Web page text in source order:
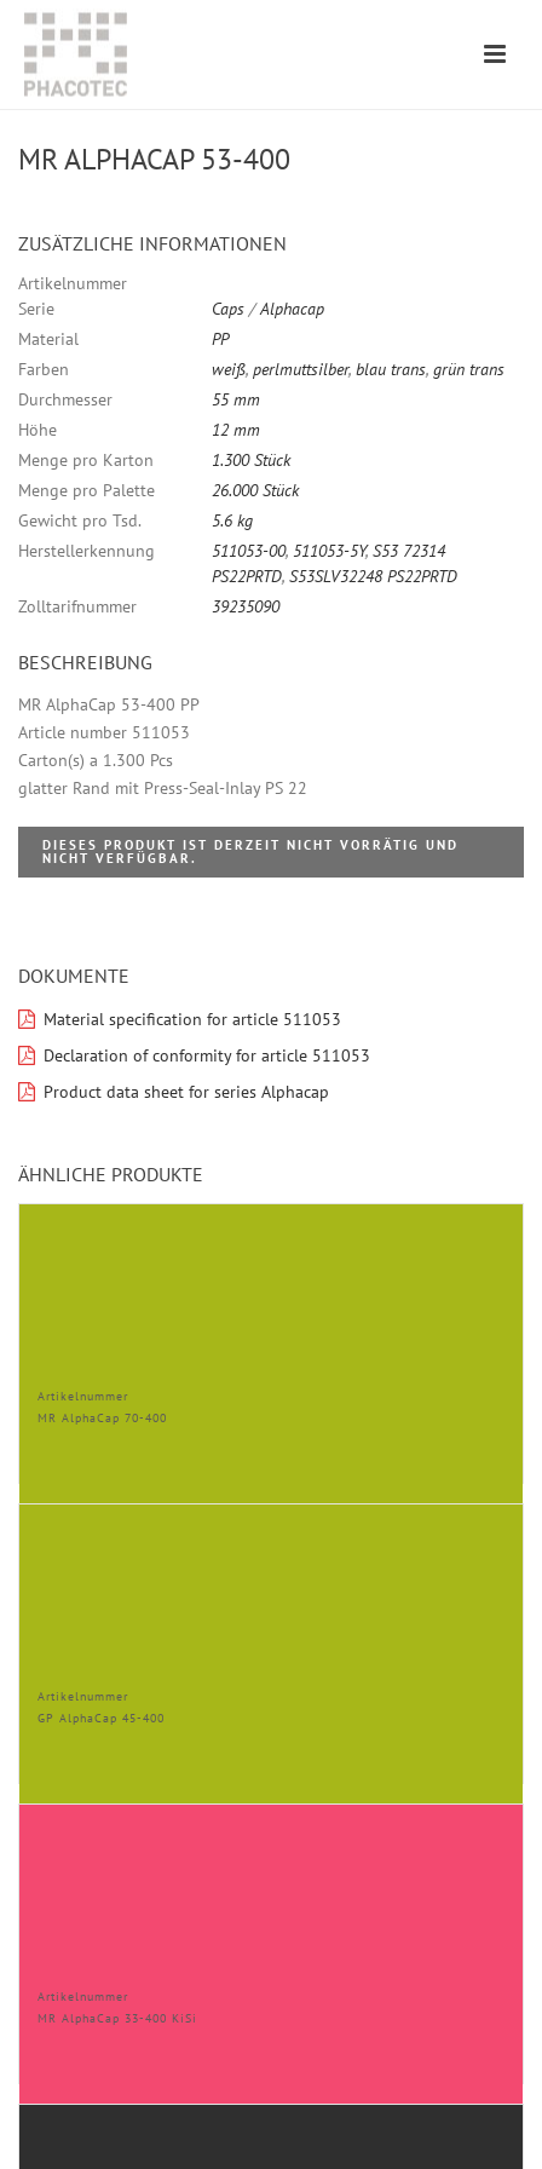
MR ALPHACAP 53-400
ZUSÄTZLICHE INFORMATIONEN
Artikelnummer
Serie
Caps /Alphacap
Material
PP
Farben
weiß, perlmuttsilber, blau trans, grün trans
Durchmesser
55 mm
Höhe
12 mm
Menge pro Karton
1.300 Stück
Menge pro Palette
26.000 Stück
Gewicht pro Tsd.
5.6 kg
Herstellerkennung
511053-00, 511053-5Y,S53 72314
PS22PRTD, S53SLV32248 PS22PRTD
Zolltarifnummer
39235090
BESCHREIBUNG
MR AlphaCap 53-400 PP
Article number 511053
Carton(s) a 1.300 Pcs
glatter Rand mit Press-Seal-Inlay PS 22
DIESES PRODUKT IST DERZEIT NICHT VORRÄTIG UND
NICHT VERFÜGBAR.
DOKUMENTE
Material specification for article 511053
Declaration of conformity for article 511053
Product data sheet for series Alphacap
ÄHNLICHE PRODUKTE
Artikelnummer
MR AlphaCap 70-400
Artikelnummer
GP AlphaCap 45-400
Artikelnummer
MR AlphaCap 33-400 KiSi